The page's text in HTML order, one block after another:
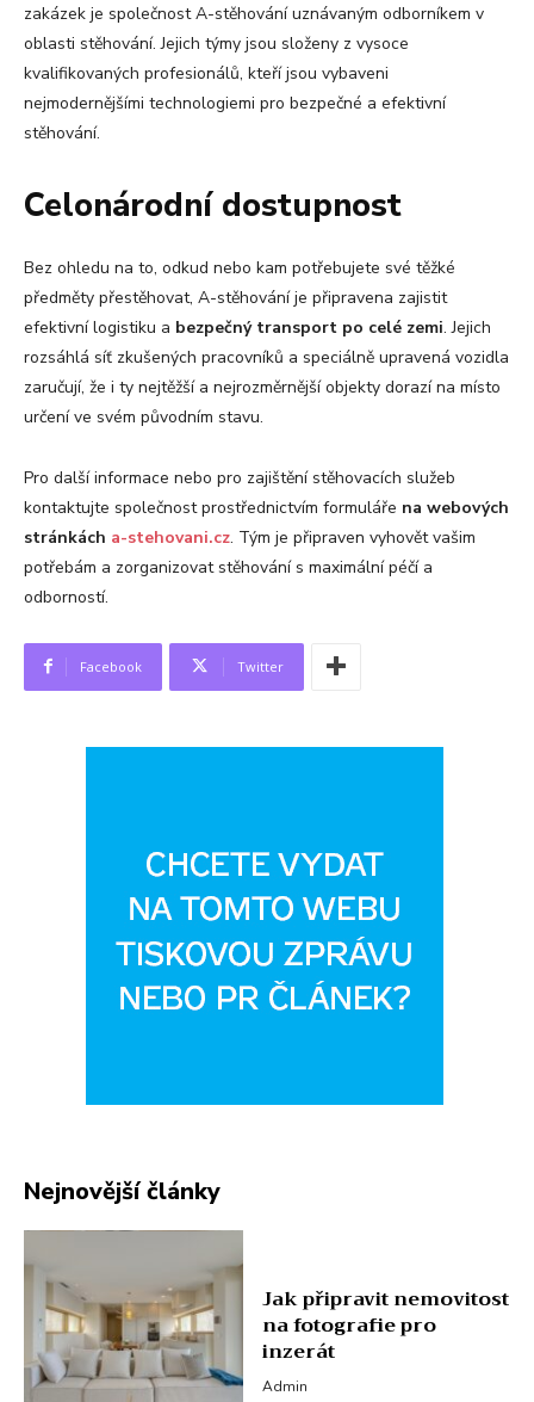
zakázek je společnost A-stěhování uznávaným odborníkem v
oblasti stěhování. Jejich týmy jsou složeny z vysoce
kvalifikovaných profesionálů, kteří jsou vybaveni
nejmodernějšími technologiemi pro bezpečné a efektivní
stěhování.
Celonárodní dostupnost
Bez ohledu na to, odkud nebo kam potřebujete své těžké
předměty přestěhovat, A-stěhování je připravena zajistit
efektivní logistiku a bezpečný transport po celé zemi. Jejich
rozsáhlá síť zkušených pracovníků a speciálně upravená vozidla
zaručují, že i ty nejtěžší a nejrozměrnější objekty dorazí na místo
určení ve svém původním stavu.
Pro další informace nebo pro zajištění stěhovacích služeb
kontaktujte společnost prostřednictvím formuláře na webových
stránkách a-stehovani.cz. Tým je připraven vyhovět vašim
potřebám a zorganizovat stěhování s maximální péčí a
odborností.
Facebook Twitter
Nejnovější články
Jak připravit nemovitost
na fotografie pro
inzerát
Admin